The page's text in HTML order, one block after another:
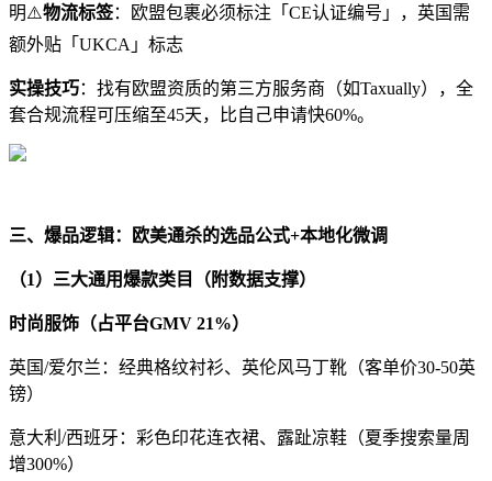
明⚠物流标签：欧盟包裹必须标注「 CE认证编号」，英国需
额外贴「 UKCA 」标志
实操技巧：找有欧盟资质的第三方服务商（如Taxually），全
套合规流程可压缩至45天，比自己申请快60%。
三、爆品逻辑：欧美通杀的选品公式+本地化微调
（1）三大通用爆款类目（附数据支撑）
时尚服饰（占平台GMV 21%）
英国/爱尔兰：经典格纹衬衫、英伦风马丁靴（客单价30-50英
镑）
意大利 /西班牙：彩色印花连衣裙、露趾凉鞋（夏季搜索量周
增300%）